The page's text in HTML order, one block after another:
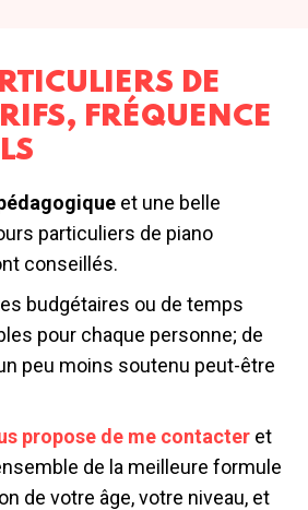
DE
FRÉQUENCE
et une belle
particuliers de piano
conseillés.
budgétaires ou de temps
pour chaque personne; de
peu moins soutenu peut-être
propose de me contacter et
de la meilleure formule
de votre âge, votre niveau, et